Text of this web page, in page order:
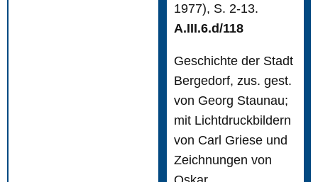
1977), S. 2-13.
A.III.6.d/118
Geschichte der Stadt
Bergedorf, zus. gest.
von Georg Staunau;
mit Lichtdruckbildern
von Carl Griese und
Zeichnungen von